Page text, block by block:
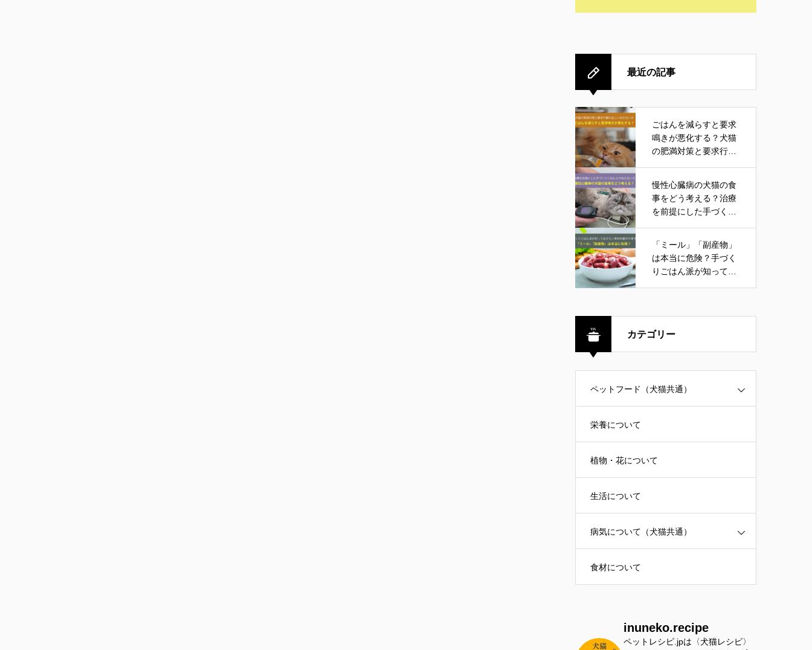
最近の記事
ごはんを減らすと要求
鳴きが悪化する？犬猫
の肥満対策と要求行動
慢性心臓病の犬猫の食
事をどう考える？治療
を前提にした手づくり
「ミール」「副産物」
は本当に危険？手づく
りごはん派が知ってお
カテゴリー
ペットフード（犬猫共通）
栄養について
植物・花について
生活について
病気について（犬猫共通）
食材について
inuneko.recipe
ペットレシピ.jpは〈犬猫レシピ〉